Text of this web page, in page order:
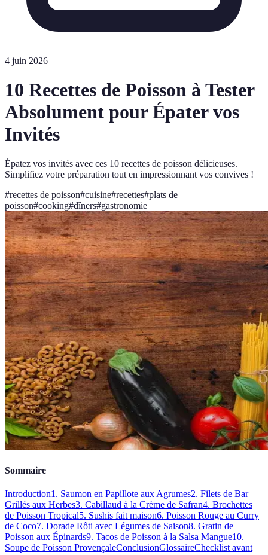
4 juin 2026
10 Recettes de Poisson à Tester
Absolument pour Épater vos
Invités
Épatez vos invités avec ces 10 recettes de poisson délicieuses.
Simplifiez votre préparation tout en impressionnant vos convives !
#recettes de poisson#cuisine#recettes#plats de
poisson#cooking#dîners#gastronomie
Sommaire
Introduction1. Saumon en Papillote aux Agrumes2. Filets de Bar
Grillés aux Herbes3. Cabillaud à la Crème de Safran4. Brochettes
de Poisson Tropical5. Sushis fait maison6. Poisson Rouge au Curry
de Coco7. Dorade Rôti avec Légumes de Saison8. Gratin de
Poisson aux Épinards9. Tacos de Poisson à la Salsa Mangue10.
Soupe de Poisson ProvençaleConclusionGlossaireChecklist avant